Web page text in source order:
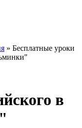
» Бесплатные уроки
в